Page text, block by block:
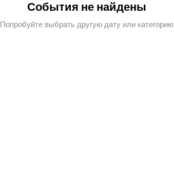
События не найдены
Попробуйте выбрать другую дату или категорию